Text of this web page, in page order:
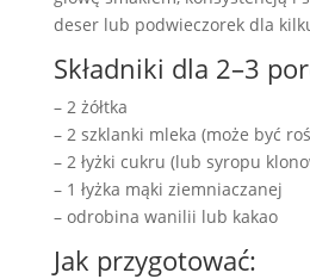
deser lub podwieczorek dla
Składniki dla 2–3
– 2 żółtka
– 2 szklanki mleka (może być
– 2 łyżki cukru (lub syropu
– 1 łyżka mąki ziemniaczanej
– odrobina wanilii lub kakao
Jak przygotować: